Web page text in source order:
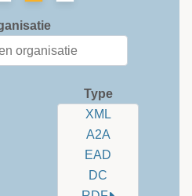
Type
XML
A2A
EAD
DC